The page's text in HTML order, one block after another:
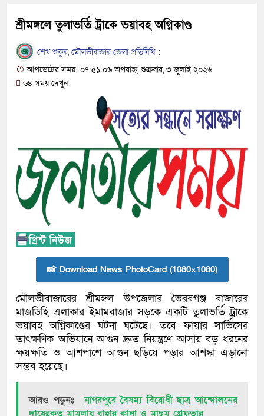
শ্রীমঙ্গলে তুলাভর্তি ট্রাকে ভয়াবহ অগ্নিকাণ্ড
শেখ শুকুর, মৌলভীবাজার জেলা প্রতিনিধি :
আপডেটের সময়: ০৭:৫১:০৬ অপরাহ্ন, শুক্রবার, ৩ জুলাই ২০২৬
৬৪ সময় দেখুন
📸 Download News PhotoCard (1080×1080)
মৌলভীবাজারের শ্রীমঙ্গল উপজেলার ভৈরবগঞ্জ বাজারের
মাজডিহি এলাকার ইমামবাজার সড়কে একটি তুলাভর্তি ট্রাকে
ভয়াবহ অগ্নিকাণ্ডের ঘটনা ঘটেছে। তবে ফায়ার সার্ভিসের
তাৎক্ষণিক অভিযানে আগুন দ্রুত নিয়ন্ত্রণে আসায় বড় ধরনের
ক্ষয়ক্ষতি ও আশপাশে আগুন ছড়িয়ে পড়ার আশঙ্কা এড়ানো
সম্ভব হয়েছে।
আরও পড়ুনঃ
নাগরপুরে বৈষম্য বিরোধী ছাত্র আন্দোলনের